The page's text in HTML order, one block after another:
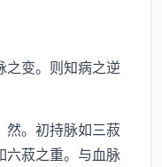
变。则知病之逆
。初持脉如三菽
六菽之重。与血脉